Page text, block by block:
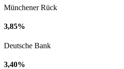
Münchener Rück
3,85%
Deutsche Bank
3,40%